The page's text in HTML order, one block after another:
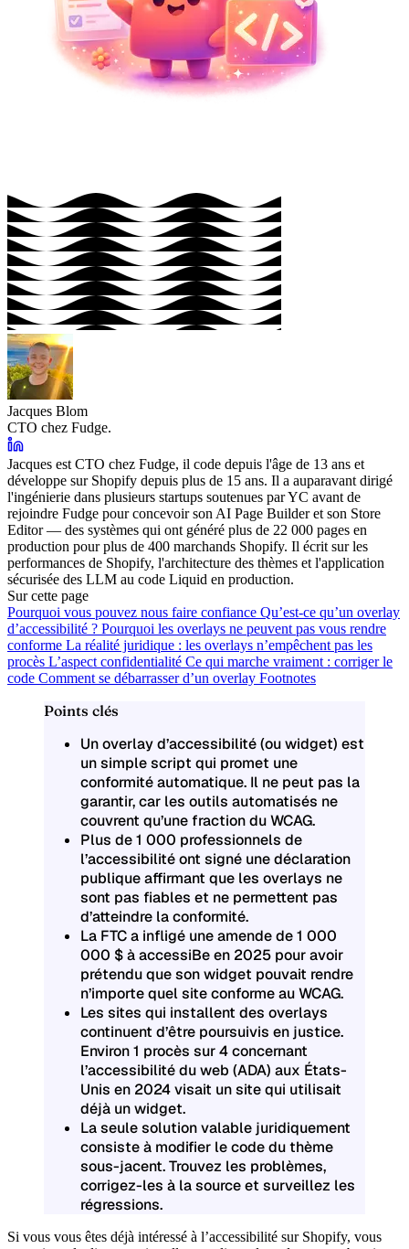
Jacques Blom
CTO chez Fudge.
Jacques est CTO chez Fudge, il code depuis l'âge de 13 ans et
développe sur Shopify depuis plus de 15 ans. Il a auparavant dirigé
l'ingénierie dans plusieurs startups soutenues par YC avant de
rejoindre Fudge pour concevoir son AI Page Builder et son Store
Editor — des systèmes qui ont généré plus de 22 000 pages en
production pour plus de 400 marchands Shopify. Il écrit sur les
performances de Shopify, l'architecture des thèmes et l'application
sécurisée des LLM au code Liquid en production.
Sur cette page
Pourquoi vous pouvez nous faire confiance Qu’est-ce qu’un overlay
d’accessibilité ? Pourquoi les overlays ne peuvent pas vous rendre
conforme La réalité juridique : les overlays n’empêchent pas les
procès L’aspect confidentialité Ce qui marche vraiment : corriger le
code Comment se débarrasser d’un overlay Footnotes
Points clés
Un overlay d’accessibilité (ou widget) est
un simple script qui promet une
conformité automatique. Il ne peut pas la
garantir, car les outils automatisés ne
couvrent qu’une fraction du WCAG.
Plus de 1 000 professionnels de
l’accessibilité ont signé une déclaration
publique affirmant que les overlays ne
sont pas fiables et ne permettent pas
d’atteindre la conformité.
La FTC a infligé une amende de 1 000
000 $ à accessiBe en 2025 pour avoir
prétendu que son widget pouvait rendre
n’importe quel site conforme au WCAG.
Les sites qui installent des overlays
continuent d’être poursuivis en justice.
Environ 1 procès sur 4 concernant
l’accessibilité du web (ADA) aux États-
Unis en 2024 visait un site qui utilisait
déjà un widget.
La seule solution valable juridiquement
consiste à modifier le code du thème
sous-jacent. Trouvez les problèmes,
corrigez-les à la source et surveillez les
régressions.
Si vous vous êtes déjà intéressé à l’accessibilité sur Shopify, vous